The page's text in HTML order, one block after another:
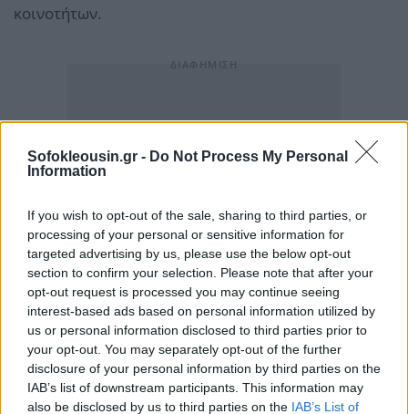
Sofokleousin.gr - Do Not Process My Personal
Information
If you wish to opt-out of the sale, sharing to third parties, or
processing of your personal or sensitive information for
targeted advertising by us, please use the below opt-out
section to confirm your selection. Please note that after your
opt-out request is processed you may continue seeing
interest-based ads based on personal information utilized by
us or personal information disclosed to third parties prior to
your opt-out. You may separately opt-out of the further
disclosure of your personal information by third parties on the
IAB’s list of downstream participants. This information may
also be disclosed by us to third parties on the IAB’s List of
κοινοτήτων.